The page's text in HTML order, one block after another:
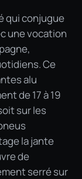
qui conjugue
une vocation
Ce
alu
de 17 à 19
sur les
la jante
de
serré sur